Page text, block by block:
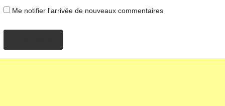
Me notifier l'arrivée de nouveaux commentaires